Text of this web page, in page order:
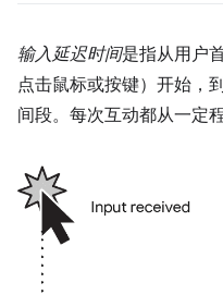
输入延迟时间是指从用户
点击鼠标或按键）开始，
间段。每次互动都从一定